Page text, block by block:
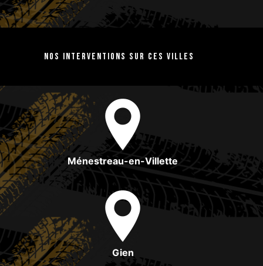
Nos interventions sur ces villes
Ménestreau-en-Villette
Gien